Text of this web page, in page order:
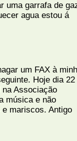
uma garrafa de
agua estou á
um FAX à
Hoje dia 22
Associação
música e não
mariscos. Antigo